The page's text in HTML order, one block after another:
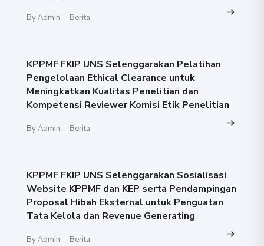
By Admin - Berita
KPPMF FKIP UNS Selenggarakan Pelatihan
Pengelolaan Ethical Clearance untuk
Meningkatkan Kualitas Penelitian dan
Kompetensi Reviewer Komisi Etik Penelitian
By Admin - Berita
KPPMF FKIP UNS Selenggarakan Sosialisasi
Website KPPMF dan KEP serta Pendampingan
Proposal Hibah Eksternal untuk Penguatan
Tata Kelola dan Revenue Generating
By Admin - Berita